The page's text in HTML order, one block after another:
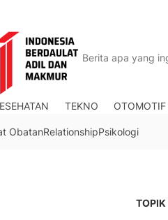
TEKNO OTOMOTIF
ObatanRelationshipPsikologi
TOPIK